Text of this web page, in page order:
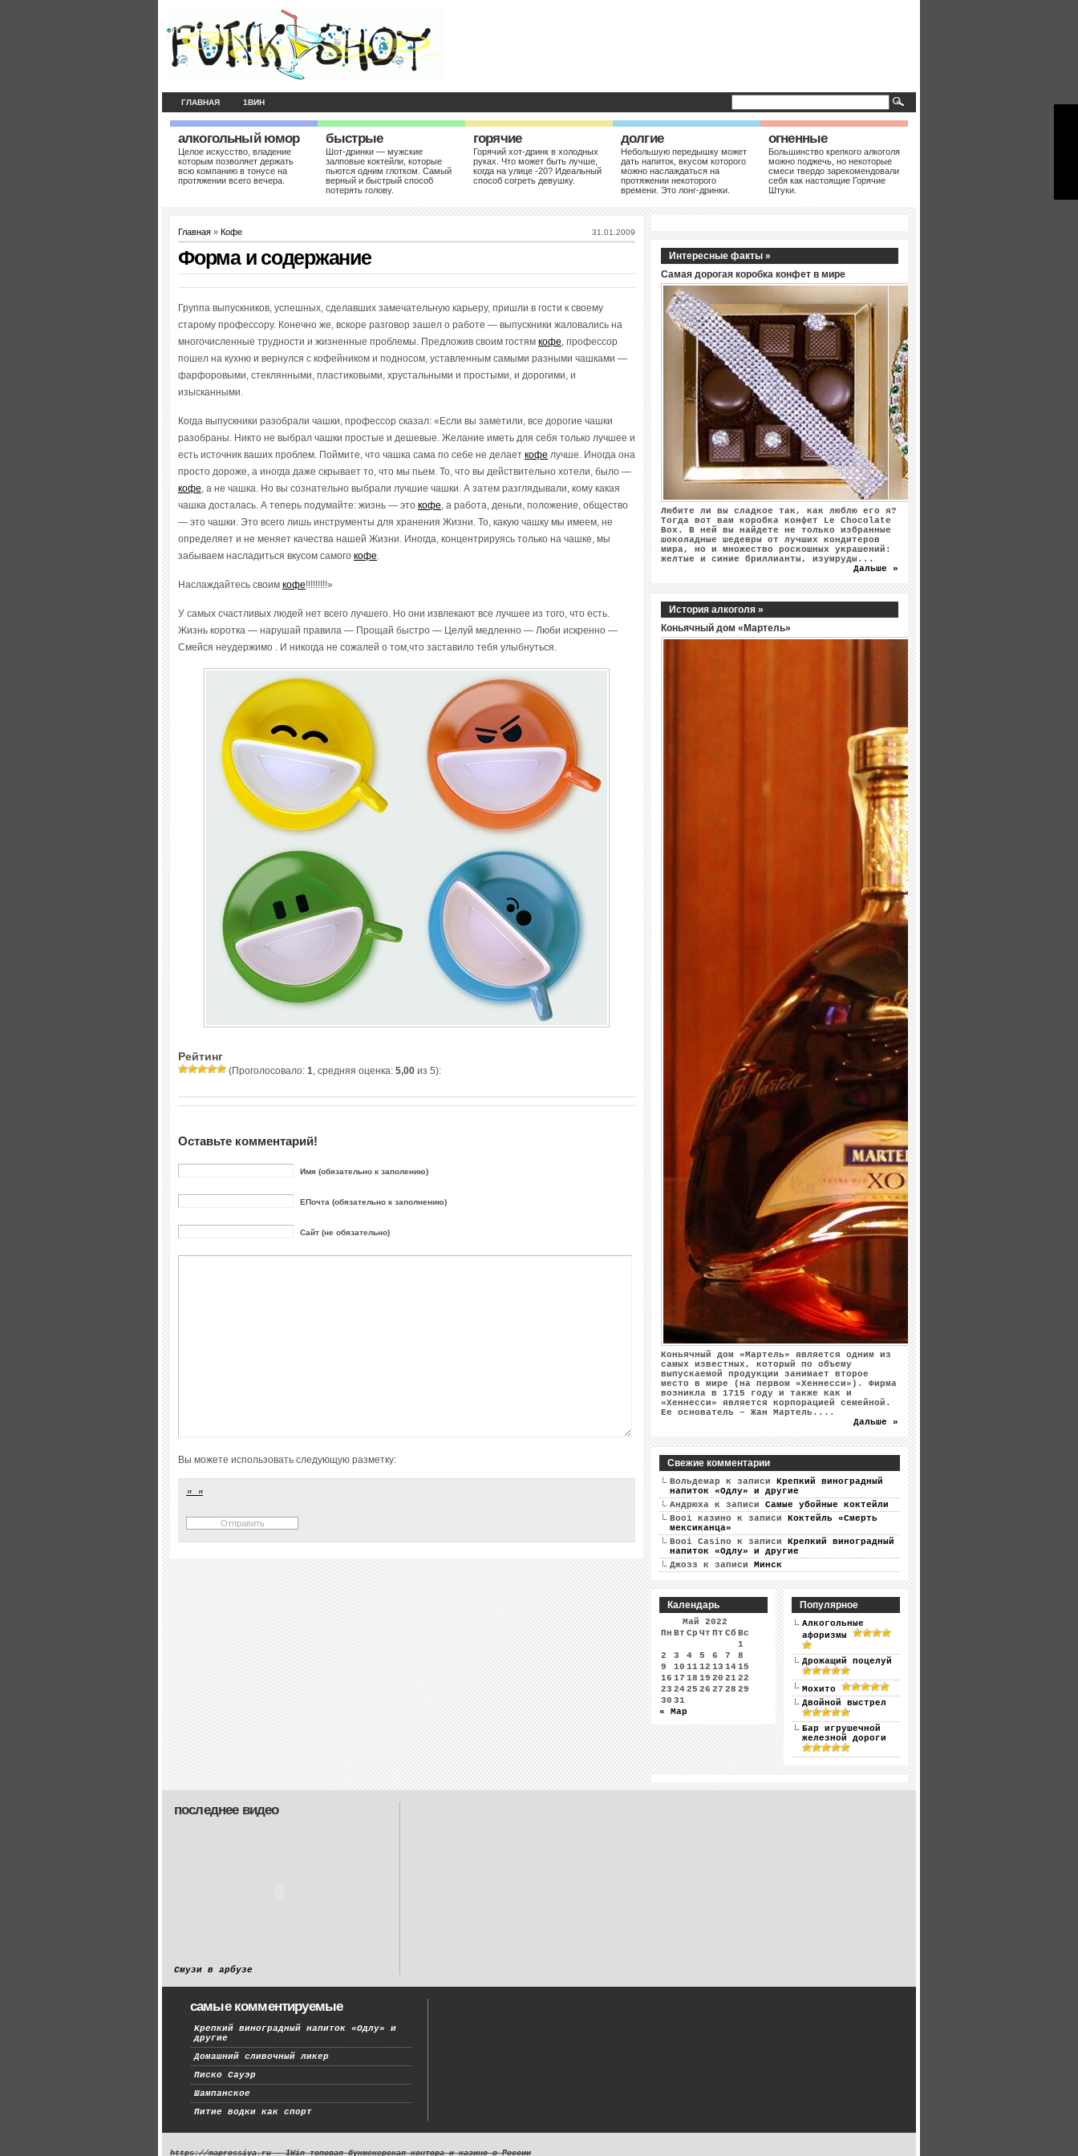
ГЛАВНАЯ 1ВИН
алкогольный юмор
Целое искусство, владение
которым позволяет держать
всю компанию в тонусе на
протяжении всего вечера.
быстрые
Шот-дринки — мужские
залповые коктейли, которые
пьются одним глотком. Самый
верный и быстрый способ
потерять голову.
горячие
Горячий хот-дринк в холодных
руках. Что может быть лучше,
когда на улице -20? Идеальный
способ согреть девушку.
долгие
Небольшую передышку может
дать напиток, вкусом которого
можно наслаждаться на
протяжении некоторого
времени. Это лонг-дринки.
огненные
Большинство крепкого алкоголя
можно поджечь, но некоторые
смеси твердо зарекомендовали
себя как настоящие Горячие
Штуки.
Главная » Кофе 31.01.2009
Форма и содержание
Группа выпускников, успешных, сделавших замечательную карьеру, пришли в гости к своему
старому профессору. Конечно же, вскоре разговор зашел о работе — выпускники жаловались на
многочисленные трудности и жизненные проблемы. Предложив своим гостям кофе, профессор
пошел на кухню и вернулся с кофейником и подносом, уставленным самыми разными чашками —
фарфоровыми, стеклянными, пластиковыми, хрустальными и простыми, и дорогими, и
изысканными.
Когда выпускники разобрали чашки, профессор сказал: «Если вы заметили, все дорогие чашки
разобраны. Никто не выбрал чашки простые и дешевые. Желание иметь для себя только лучшее и
есть источник ваших проблем. Поймите, что чашка сама по себе не делает кофе лучше. Иногда она
просто дороже, а иногда даже скрывает то, что мы пьем. То, что вы действительно хотели, было —
кофе, а не чашка. Но вы сознательно выбрали лучшие чашки. А затем разглядывали, кому какая
чашка досталась. А теперь подумайте: жизнь — это кофе, а работа, деньги, положение, общество
— это чашки. Это всего лишь инструменты для хранения Жизни. То, какую чашку мы имеем, не
определяет и не меняет качества нашей Жизни. Иногда, концентрируясь только на чашке, мы
забываем насладиться вкусом самого кофе.
Наслаждайтесь своим кофе!!!!!!!!!»
У самых счастливых людей нет всего лучшего. Но они извлекают все лучшее из того, что есть.
Жизнь коротка — нарушай правила — Прощай быстро — Целуй медленно — Люби искренно —
Смейся неудержимо . И никогда не сожалей о том,что заставило тебя улыбнуться.
Рейтинг
(Проголосовало: 1 , средняя оценка: 5,00 из 5):
Оставьте комментарий!
Имя (обязательно к заполению)
ЕПочта (обязательно к заполнению)
Сайт (не обязательно)
Вы можете использовать следующую разметку:
Интересные факты »
Самая дорогая коробка конфет в мире
Любите ли вы сладкое так, как люблю его я?
Тогда вот вам коробка конфет Le Chocolate
Box. В ней вы найдете не только избранные
шоколадные шедевры от лучших кондитеров
мира, но и множество роскошных украшений:
желтые и синие бриллианты, изумруды...
Дальше »
История алкоголя »
Коньячный дом «Мартель»
Коньячный дом «Мартель» является одним из
самых известных, который по объему
выпускаемой продукции занимает второе
место в мире (на первом «Хеннесси»). Фирма
возникла в 1715 году и также как и
«Хеннесси» является корпорацией семейной.
Ее основатель – Жан Мартель....
Дальше »
Свежие комментарии
Вольдемар к записи Крепкий виноградный
напиток «Одлу» и другие
Андрюха к записи Самые убойные коктейли
Booi казино к записи Коктейль «Смерть
мексиканца»
Booi Casino к записи Крепкий виноградный
напиток «Одлу» и другие
Джозз к записи Минск
Календарь
Май 2022
Пн Вт Ср Чт Пт Сб Вс
1
2
3 4 5 6 7
8
9
10 1112 13 1415
16 17 18 19 20 2122
23 2425 26 27 28 29
30 31
« Мар
Популярное
Алкогольные
афоризмы
Дрожащий поцелуй
Мохито
Двойной выстрел
Бар игрушечной
железной дороги
последнее видео
Смузи в арбузе
самые комментируемые
Крепкий виноградный напиток «Одлу» и
другие
Домашний сливочный ликер
Писко Сауэр
Шампанское
Питие водки как спорт
https://maprossiya.ru - 1Win топовая букмекерская контора и казино в России